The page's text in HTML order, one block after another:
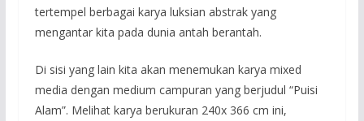
tertempel berbagai karya luksian abstrak yang
mengantar kita pada dunia antah berantah.
Di sisi yang lain kita akan menemukan karya mixed
media dengan medium campuran yang berjudul “Puisi
Alam”. Melihat karya berukuran 240x 366 cm ini,